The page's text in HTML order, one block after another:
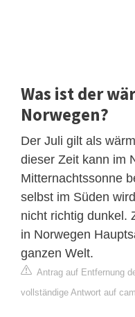
Was ist der
Norwegen?
Der Juli gilt als
dieser Zeit kann im
Mitternachtssonne
selbst im Süden
nicht richtig dunkel.
in Norwegen
ganzen Welt.
Antrag auf Entfernung
vollständige Antwort auf